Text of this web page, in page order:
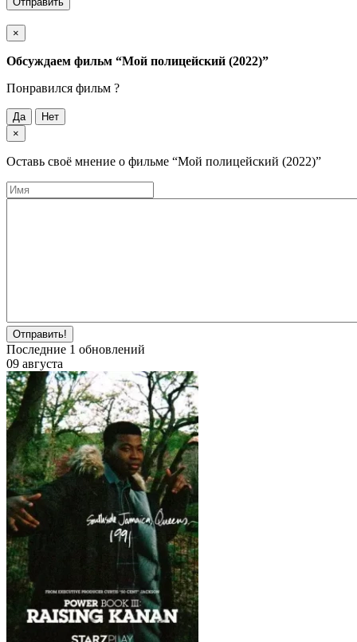
×
Обсуждаем фильм “Мой полицейский (2022)”
Понравился фильм ?
Да
Нет
×
Оставь своё мнение о фильме “Мой полицейский (2022)”
Отправить!
Последние 1 обновлений
09 августа